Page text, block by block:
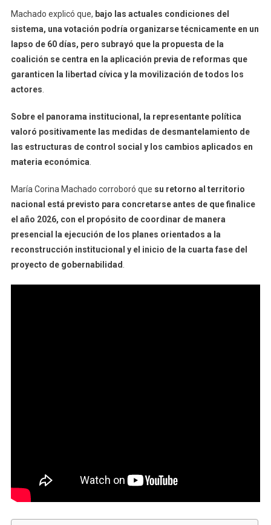
Machado explicó que, bajo las actuales condiciones del
sistema, una votación podría organizarse técnicamente en un
lapso de 60 días, pero subrayó que la propuesta de la
coalición se centra en la aplicación previa de reformas que
garanticen la libertad cívica y la movilización de todos los
actores.
Sobre el panorama institucional, la representante política
valoró positivamente las medidas de desmantelamiento de
las estructuras de control social y los cambios aplicados en
materia económica.
María Corina Machado corroboró que su retorno al territorio
nacional está previsto para concretarse antes de que finalice
el año 2026, con el propósito de coordinar de manera
presencial la ejecución de los planes orientados a la
reconstrucción institucional y el inicio de la cuarta fase del
proyecto de gobernabilidad.